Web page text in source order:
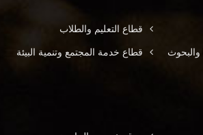
قطاع التعليم والطلاب
والبحوث قطاع خدمة المجتمع وتنمية البيئة